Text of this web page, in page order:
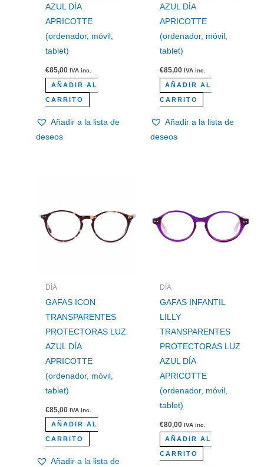
AZUL DÍA
APRICOTTE
(ordenador, móvil,
tablet)
€85,00 IVA inc.
AÑADIR AL
CARRITO
Añadir a la lista de
deseos
AZUL DÍA
APRICOTTE
(ordenador, móvil,
tablet)
€85,00 IVA inc.
AÑADIR AL
CARRITO
Añadir a la lista de
deseos
DÍA
GAFAS ICON
TRANSPARENTES
PROTECTORAS LUZ
AZUL DÍA
APRICOTTE
(ordenador, móvil,
tablet)
€85,00 IVA inc.
AÑADIR AL
CARRITO
Añadir a la lista de
DÍA
GAFAS INFANTIL
LILLY
TRANSPARENTES
PROTECTORAS LUZ
AZUL DÍA
APRICOTTE
(ordenador, móvil,
tablet)
€80,00 IVA inc.
AÑADIR AL
CARRITO